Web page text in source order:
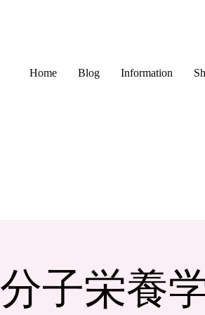
Home Blog Information
分子栄養